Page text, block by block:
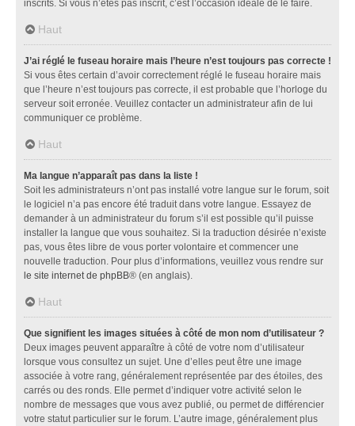
inscrits. Si vous n’êtes pas inscrit, c’est l’occasion idéale de le faire.
Haut
J’ai réglé le fuseau horaire mais l’heure n’est toujours pas correcte !
Si vous êtes certain d’avoir correctement réglé le fuseau horaire mais
que l’heure n’est toujours pas correcte, il est probable que l’horloge du
serveur soit erronée. Veuillez contacter un administrateur afin de lui
communiquer ce problème.
Haut
Ma langue n’apparaît pas dans la liste !
Soit les administrateurs n’ont pas installé votre langue sur le forum, soit
le logiciel n’a pas encore été traduit dans votre langue. Essayez de
demander à un administrateur du forum s’il est possible qu’il puisse
installer la langue que vous souhaitez. Si la traduction désirée n’existe
pas, vous êtes libre de vous porter volontaire et commencer une
nouvelle traduction. Pour plus d’informations, veuillez vous rendre sur
le site internet de phpBB® (en anglais).
Haut
Que signifient les images situées à côté de mon nom d’utilisateur ?
Deux images peuvent apparaître à côté de votre nom d’utilisateur
lorsque vous consultez un sujet. Une d’elles peut être une image
associée à votre rang, généralement représentée par des étoiles, des
carrés ou des ronds. Elle permet d’indiquer votre activité selon le
nombre de messages que vous avez publié, ou permet de différencier
votre statut particulier sur le forum. L’autre image, généralement plus